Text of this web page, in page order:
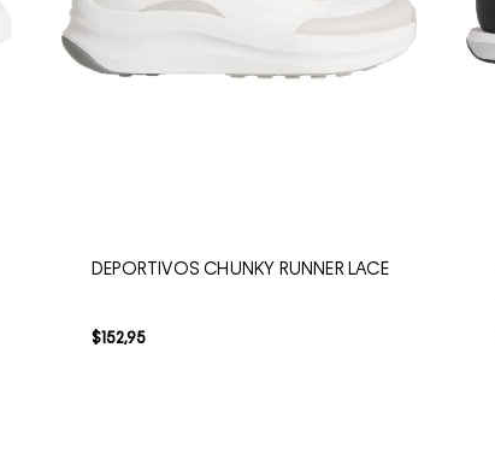
DEPORTIVOS CHUNKY RUNNER LACE
$152,95